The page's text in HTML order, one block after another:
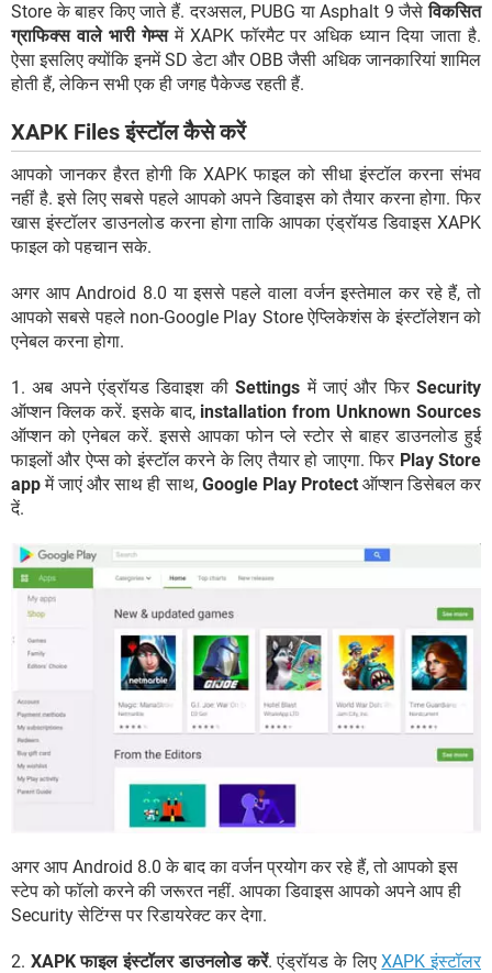
Store के बाहर किए जाते हैं. दरअसल, PUBG या Asphalt 9 जैसेविकसित
ग्राफिक्स वाले भारी गेम्समें XAPK फॉरमैट पर अधिक ध्यान दिया जाता है.
ऐसा इसलिए क्योंकि इनमें SD डेटा और OBB जैसी अधिक जानकारियां शामिल
होती हैं, लेकिन सभी एक ही जगह पैकेज्ड रहती हैं.
XAPK Files इंस्टॉल कैसे करें
आपको जानकर हैरत होगी कि XAPK फाइल को सीधा इंस्टॉल करना संभव
नहीं है. इसे लिए सबसे पहले आपको अपने डिवाइस को तैयार करना होगा. फिर
खास इंस्टॉलर डाउनलोड करना होगा ताकि आपका एंड्रॉयड डिवाइस XAPK
फाइल को पहचान सके.
अगर आप Android 8.0 या इससे पहले वाला वर्जन इस्तेमाल कर रहे हैं, तो
आपको सबसे पहले non-Google Play Store ऐप्लिकेशंस के इंस्टॉलेशन को
एनेबल करना होगा.
1. अब अपने एंड्रॉयड डिवाइश कीSettings में जाएं और फिरSecurity
ऑप्शन क्लिक करें. इसके बाद, installation from Unknown Sources
ऑप्शन को एनेबल करें. इससे आपका फोन प्ले स्टोर से बाहर डाउनलोड हुई
फाइलों और ऐप्स को इंस्टॉल करने के लिए तैयार हो जाएगा. फिर Play Store
appमें जाएं और साथ ही साथ, Google Play Protectऑप्शन डिसेबल कर
दें.
अगर आप Android 8.0 के बाद का वर्जन प्रयोग कर रहे हैं, तो आपको इस
स्टेप को फॉलो करने की जरूरत नहीं. आपका डिवाइस आपको अपने आप ही
Security सेटिंग्स पर रिडायरेक्ट कर देगा.
2. XAPK फाइल इंस्टॉलर डाउनलोड करें. एंड्रॉयड के लिएXAPK इंस्टॉलर